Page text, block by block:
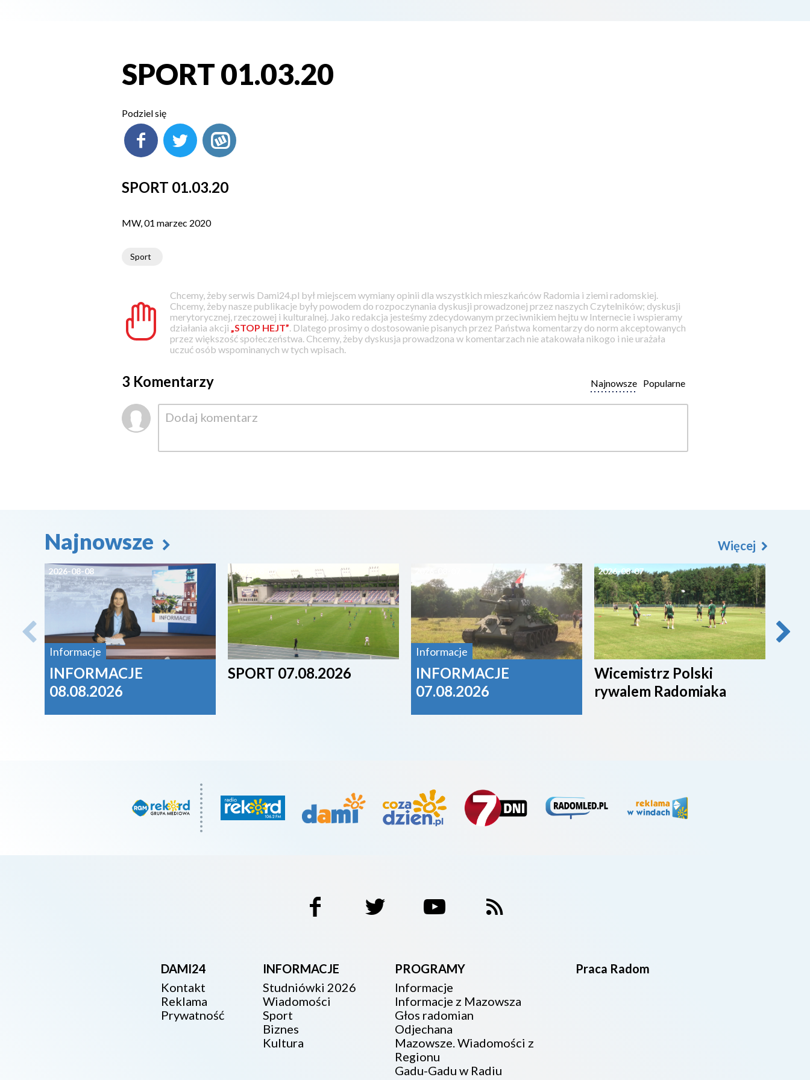
SPORT 01.03.20
Podziel się
SPORT 01.03.20
MW, 01 marzec 2020
Sport
Chcemy, żeby serwis Dami24.pl był miejscem wymiany opinii dla wszystkich mieszkańców Radomia i ziemi radomskiej.
Chcemy, żeby nasze publikacje były powodem do rozpoczynania dyskusji prowadzonej przez naszych Czytelników; dyskusji
merytorycznej, rzeczowej i kulturalnej. Jako redakcja jesteśmy zdecydowanym przeciwnikiem hejtu w Internecie i wspieramy
działania akcji „STOP HEJT” . Dlatego prosimy o dostosowanie pisanych przez Państwa komentarzy do norm akceptowanych
przez większość społeczeństwa. Chcemy, żeby dyskusja prowadzona w komentarzach nie atakowała nikogo i nie urażała
uczuć osób wspominanych w tych wpisach.
3 Komentarzy Popularne
Najnowsze
Najnowsze
2026-08-08
Informacje
INFORMACJE
08.08.2026
2026-08-07
SPORT 07.08.2026
Informacje
INFORMACJE
07.08.2026
2026-08-07
Wicemistrz Polski
rywalem Radomiaka
Więcej
DAMI24
Kontakt
Reklama
Prywatność
INFORMACJE
Studniówki 2026
Wiadomości
Sport
Biznes
Kultura
PROGRAMY
Informacje
Informacje z Mazowsza
Głos radomian
Odjechana
Mazowsze. Wiadomości z
Regionu
Gadu-Gadu w Radiu
Praca Radom